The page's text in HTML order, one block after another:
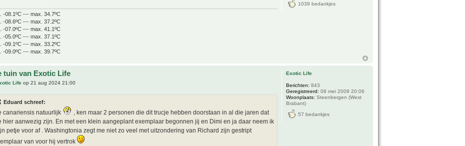
-08.1ºC --- max. 34.7ºC
-08.6ºC --- max. 37.2ºC
-07.0ºC --- max. 41.1ºC
-05.0ºC --- max. 37.1ºC
-09.1ºC --- max. 33.2ºC
-09.0ºC --- max. 39.7ºC
1039 bedankjes
tuin van Exotic Life
Life op 21 aug 2024 21:00
Eduard schreef:
canariensis natuurlijk
, ken maar 2 personen die dit trucje hebben doorstaan in al die jaren dat
hier aanwezig zijn. En met een klein aangeplant exemplaar begonnen jij en Dimi en ja daar neem ik
petje voor af . Washingtonia zegt me niet zo veel met uitzondering van Richard zijn gestript
van voor hij vertrok
Exotic Life
Berichten: 843
Geregistreerd: 08 mei 2009 20:06
Woonplaats: Steenbergen (West
Brabant)
57 bedankjes